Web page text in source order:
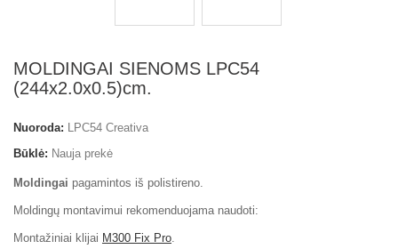
MOLDINGAI SIENOMS LPC54
(244x2.0x0.5)cm.
Nuoroda: LPC54 Creativa
Būklė: Nauja prekė
Moldingai pagamintos iš polistireno.
Moldingų montavimui rekomenduojama naudoti:
Montažiniai klijai M300 Fix Pro.